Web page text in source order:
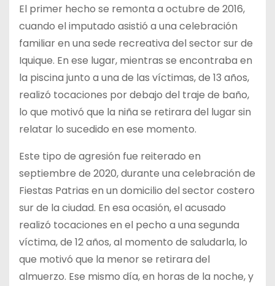
El primer hecho se remonta a octubre de 2016,
cuando el imputado asistió a una celebración
familiar en una sede recreativa del sector sur de
Iquique. En ese lugar, mientras se encontraba en
la piscina junto a una de las víctimas, de 13 años,
realizó tocaciones por debajo del traje de baño,
lo que motivó que la niña se retirara del lugar sin
relatar lo sucedido en ese momento.
Este tipo de agresión fue reiterado en
septiembre de 2020, durante una celebración de
Fiestas Patrias en un domicilio del sector costero
sur de la ciudad. En esa ocasión, el acusado
realizó tocaciones en el pecho a una segunda
víctima, de 12 años, al momento de saludarla, lo
que motivó que la menor se retirara del
almuerzo. Ese mismo día, en horas de la noche, y